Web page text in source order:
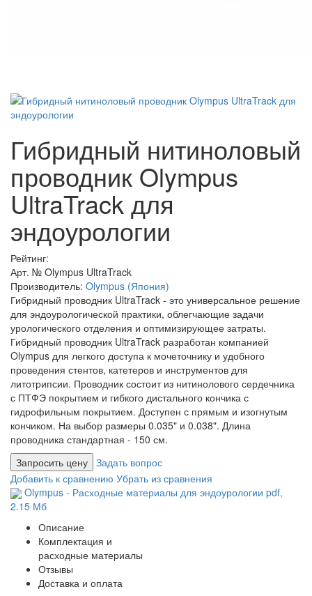
Гибридный нитиноловый
проводник Olympus
UltraTrack для
эндоурологии
Рейтинг:
Арт. № Olympus UltraTrack
Производитель: Olympus (Япония)
Гибридный проводник UltraTrack - это универсальное решение
для эндоурологической практики, облегчающие задачи
урологического отделения и оптимизирующее затраты.
Гибридный проводник UltraTrack разработан компанией
Olympus для легкого доступа к мочеточнику и удобного
проведения стентов, катетеров и инструментов для
литотрипсии. Проводник состоит из нитинолового сердечника
с ПТФЭ покрытием и гибкого дистального кончика с
гидрофильным покрытием. Доступен с прямым и изогнутым
кончиком. На выбор размеры 0.035" и 0.038". Длина
проводника стандартная - 150 см.
Запросить цену Задать вопрос
Добавить к сравнению Убрать из сравнения
Olympus - Расходные материалы для эндоурологии pdf,
2.15 Мб
Описание
Комплектация и
расходные материалы
Отзывы
Доставка и оплата